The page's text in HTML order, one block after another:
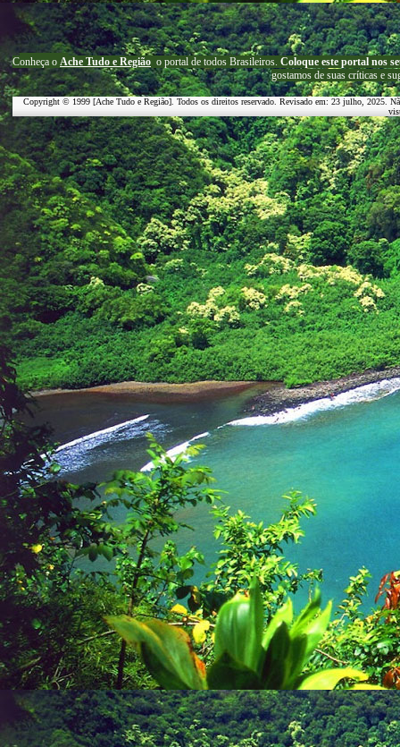
Conheça o Ache Tudo e Região o portal de todos Brasileiros. Coloque este portal nos
gostamos de suas críticas e
Copyright © 1999 [Ache Tudo e Região]. Todos os direitos reservado. Revisado em: 23 julho, 2025 .